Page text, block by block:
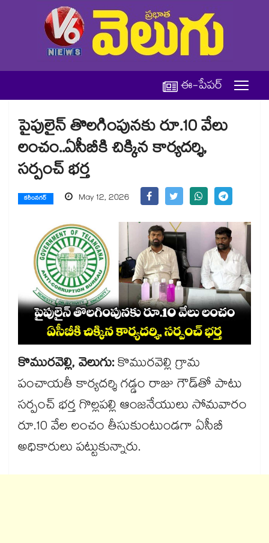
ఈ-పేపర్
పైపులైన్ తొలగింపునకు రూ.10 వేలు
లంచం..ఏసీబీకి చిక్కిన కార్యదర్శి,
సర్పంచ్ భర్త
కరీంనగర్ May 12, 2026
కొమురవెల్లి, వెలుగు:కొమురవెల్లి గ్రామ
పంచాయతీ కార్యదర్శి గడ్డం రాజు గౌడ్‌తో పాటు
సర్పంచ్ భర్త గొల్లపల్లి ఆంజనేయులు సోమవారం
రూ.10 వేల లంచం తీసుకుంటుండగా ఏసీబీ
అధికారులు పట్టుకున్నారు.